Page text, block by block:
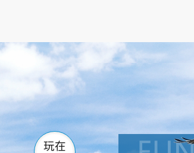
南仁湖
佳樂水
風吹沙龍磐公園
龍坑
玩在